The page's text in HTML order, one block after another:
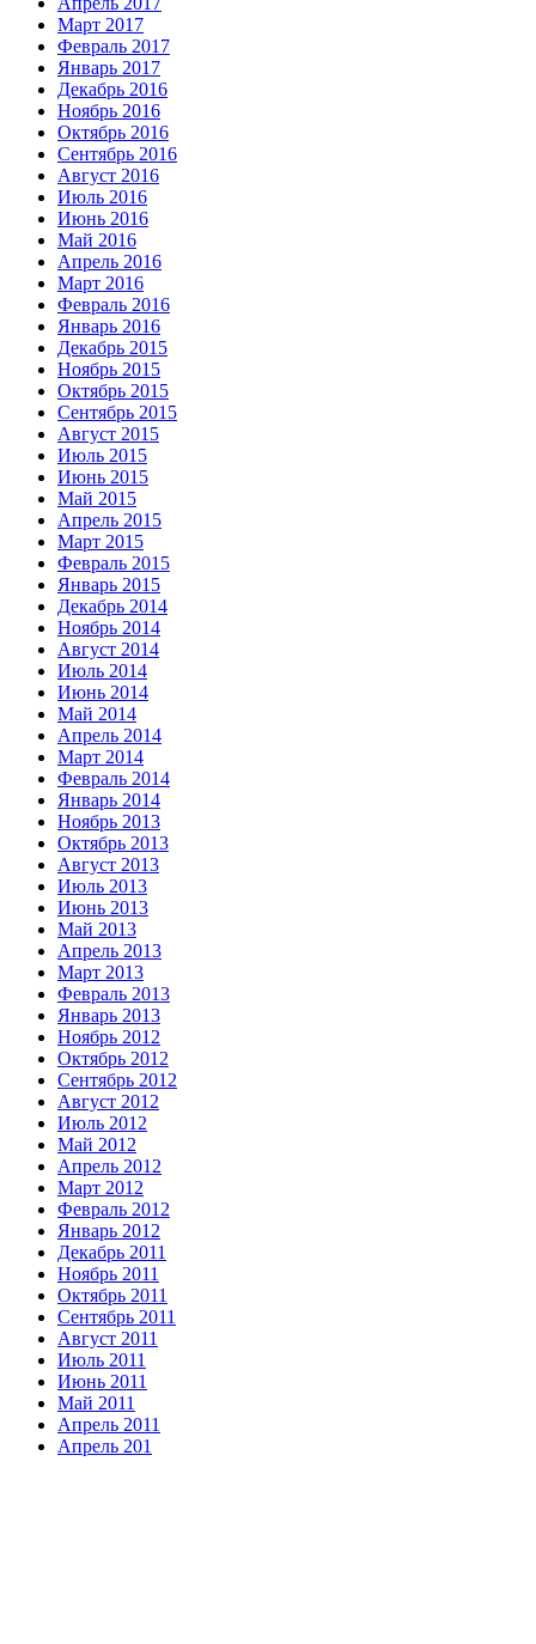
Март 2017
Февраль 2017
Январь 2017
Декабрь 2016
Ноябрь 2016
Октябрь 2016
Сентябрь 2016
Август 2016
Июль 2016
Июнь 2016
Май 2016
Апрель 2016
Март 2016
Февраль 2016
Январь 2016
Декабрь 2015
Ноябрь 2015
Октябрь 2015
Сентябрь 2015
Август 2015
Июль 2015
Июнь 2015
Май 2015
Апрель 2015
Март 2015
Февраль 2015
Январь 2015
Декабрь 2014
Ноябрь 2014
Август 2014
Июль 2014
Июнь 2014
Май 2014
Апрель 2014
Март 2014
Февраль 2014
Январь 2014
Ноябрь 2013
Октябрь 2013
Август 2013
Июль 2013
Июнь 2013
Май 2013
Апрель 2013
Март 2013
Февраль 2013
Январь 2013
Ноябрь 2012
Октябрь 2012
Сентябрь 2012
Август 2012
Июль 2012
Май 2012
Апрель 2012
Март 2012
Февраль 2012
Январь 2012
Декабрь 2011
Ноябрь 2011
Октябрь 2011
Сентябрь 2011
Август 2011
Июль 2011
Июнь 2011
Май 2011
Апрель 2011
Апрель 201